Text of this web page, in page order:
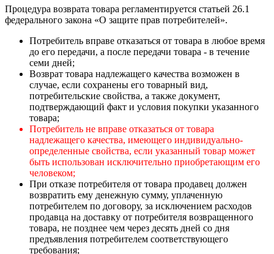
Процедура возврата товара регламентируется статьей 26.1
федерального закона «О защите прав потребителей».
Потребитель вправе отказаться от товара в любое время
до его передачи, а после передачи товара - в течение
семи дней;
Возврат товара надлежащего качества возможен в
случае, если сохранены его товарный вид,
потребительские свойства, а также документ,
подтверждающий факт и условия покупки указанного
товара;
Потребитель не вправе отказаться от товара
надлежащего качества, имеющего индивидуально-
определенные свойства, если указанный товар может
быть использован исключительно приобретающим его
человеком;
При отказе потребителя от товара продавец должен
возвратить ему денежную сумму, уплаченную
потребителем по договору, за исключением расходов
продавца на доставку от потребителя возвращенного
товара, не позднее чем через десять дней со дня
предъявления потребителем соответствующего
требования;